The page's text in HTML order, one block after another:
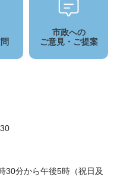
市政への
ご意見・ご提案
30分から午後5時（祝日及